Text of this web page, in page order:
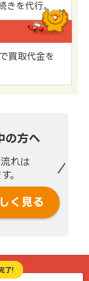
きを代行。
買取代金を
の方へ
れは
。
く見る
了!